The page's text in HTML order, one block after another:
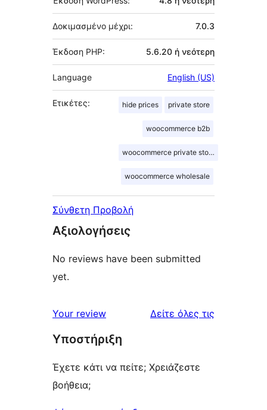
Δοκιμασμένο μέχρι: 7.0.3
Έκδοση PHP: 5.6.20 ή νεότερη
Language English (US)
Ετικέτες: hide prices private store
woocommerce b2b
woocommerce private store
woocommerce wholesale
Σύνθετη Προβολή
Αξιολογήσεις
No reviews have been submitted
yet.
Your review Δείτε όλες τις
Υποστήριξη
Έχετε κάτι να πείτε; Χρειάζεστε
βοήθεια;